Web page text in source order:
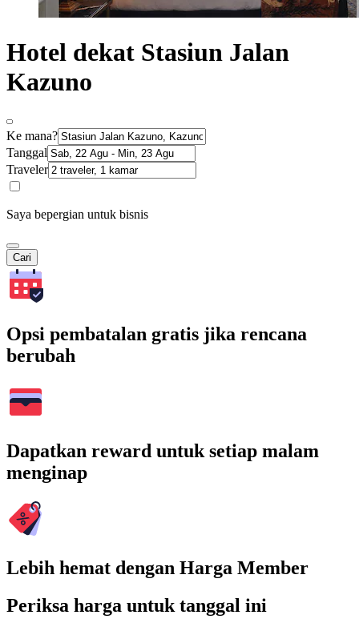
Hotel dekat Stasiun Jalan
Kazuno
Ke mana?
Tanggal
Traveler
Saya bepergian untuk bisnis
Cari
Opsi pembatalan gratis jika rencana
berubah
Dapatkan reward untuk setiap malam
menginap
Lebih hemat dengan Harga Member
Periksa harga untuk tanggal ini